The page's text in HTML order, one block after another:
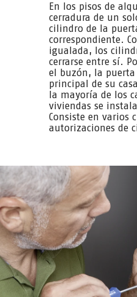
En los pisos de
cerradura de un
cilindro de la
correspondiente.
igualada, los
cerrarse entre sí.
el buzón, la
principal de su
la mayoría de los
viviendas se
Consiste en varios
autorizaciones de